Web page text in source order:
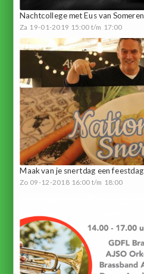
Nachtcollege met Eus van Someren
Za 19-01-2019 15:00 t/m 17:00
Maak van je snertdag een feestdag
Zo 09-12-2018 16:00 t/m 18:00